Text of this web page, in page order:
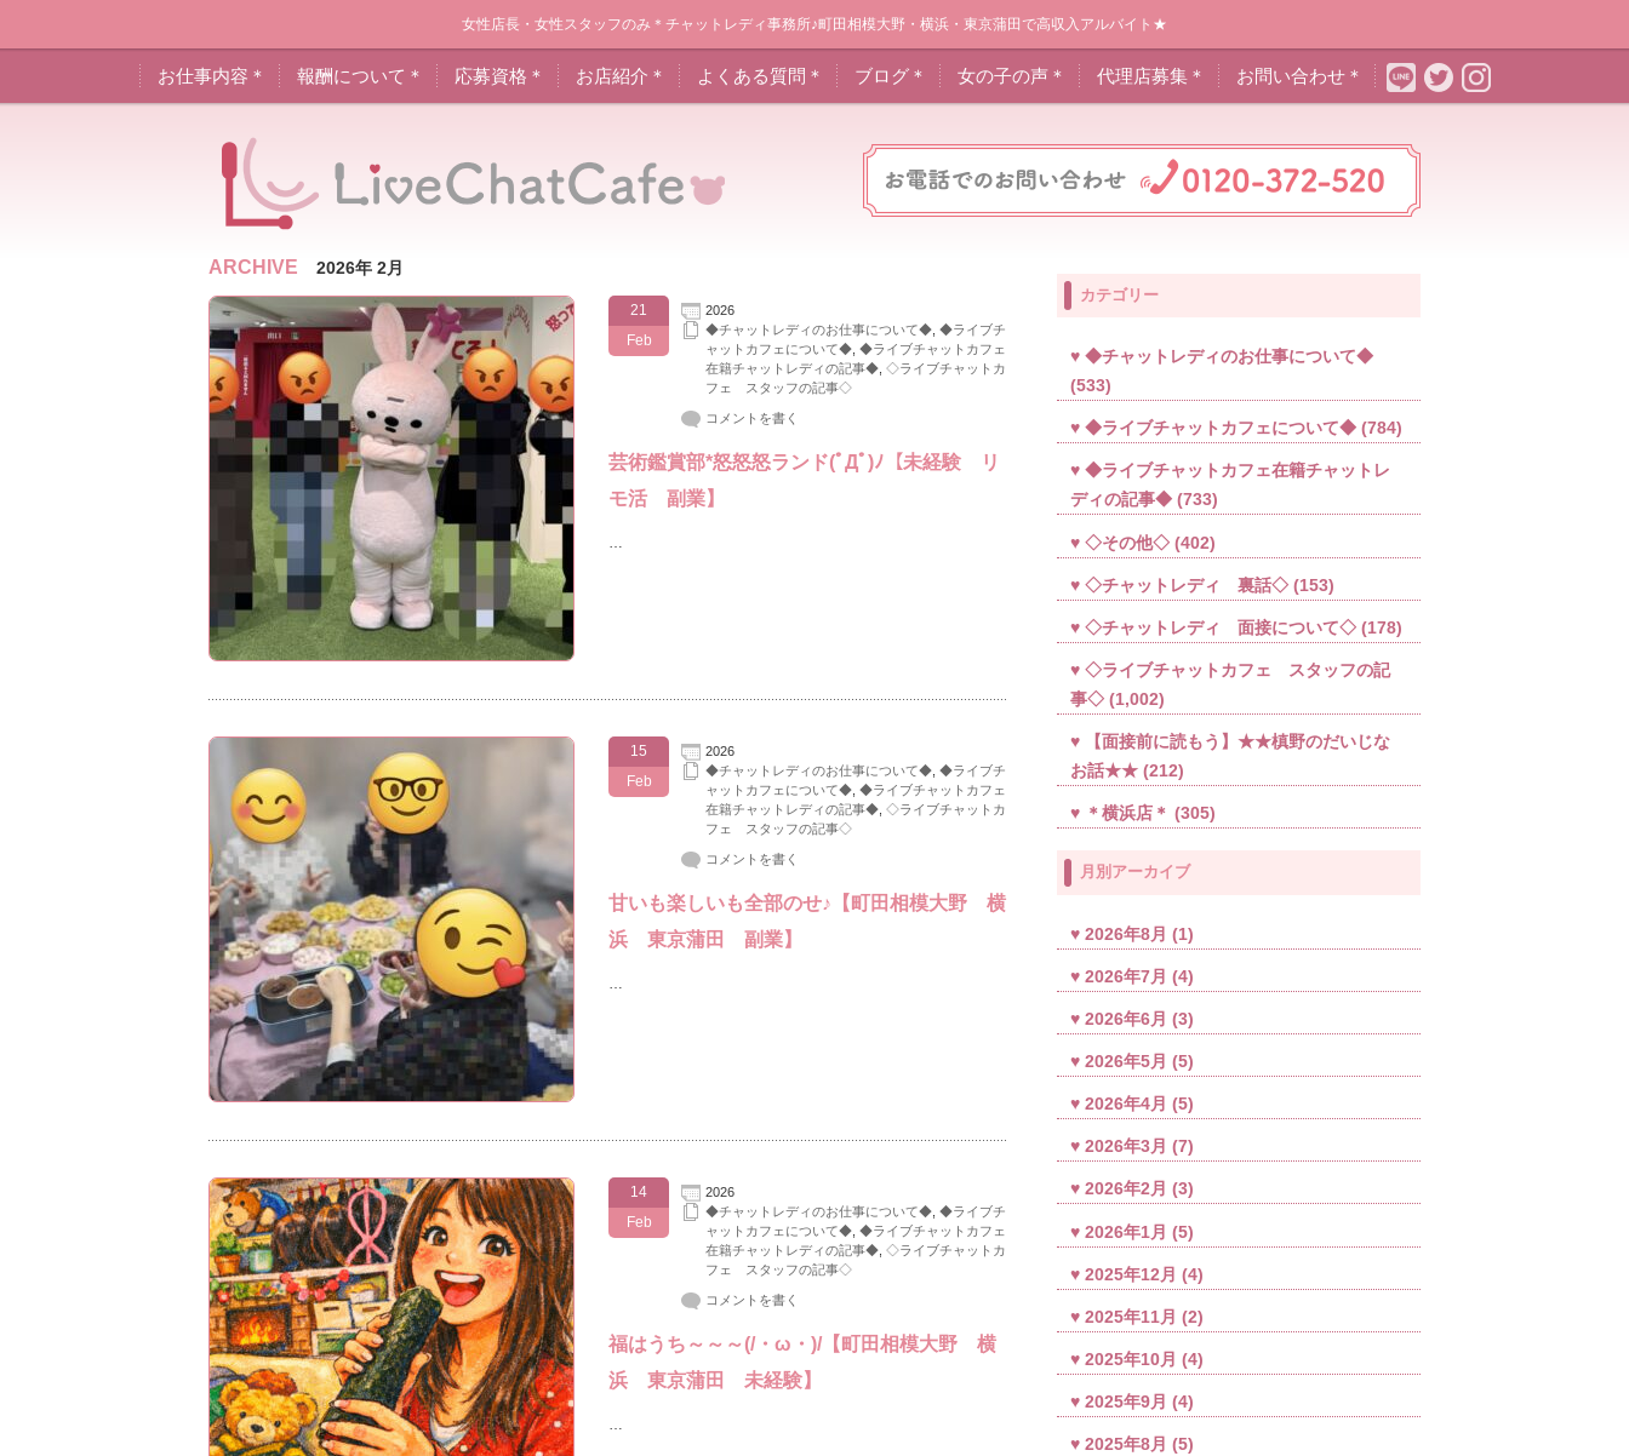
女性店長・女性スタッフのみ＊チャットレディ事務所♪町田相模大野・横浜・東京蒲田で高収入アルバイト★
お仕事内容＊ 報酬について＊ 応募資格＊ お店紹介＊ よくある質問＊ ブログ＊ 女の子の声＊ 代理店募集＊ お問い合わせ＊
ARCHIVE 2026年 2月
21
Feb
2026
◆チャットレディのお仕事について◆ ◆ライブチ
ャットカフェについて◆ ◆ライブチャットカフェ
在籍チャットレディの記事◆ ◇ライブチャットカ
フェ スタッフの記事◇
コメントを書く
芸術鑑賞部*怒怒怒ランド(ﾟДﾟ)ﾉ【未経験 リ
モ活 副業】
…
15
Feb
2026
◆チャットレディのお仕事について◆ ◆ライブチ
ャットカフェについて◆ ◆ライブチャットカフェ
在籍チャットレディの記事◆ ◇ライブチャットカ
フェ スタッフの記事◇
コメントを書く
甘いも楽しいも全部のせ♪【町田相模大野 横
浜 東京蒲田 副業】
…
14
Feb
2026
◆チャットレディのお仕事について◆ ◆ライブチ
ャットカフェについて◆ ◆ライブチャットカフェ
在籍チャットレディの記事◆ ◇ライブチャットカ
フェ スタッフの記事◇
コメントを書く
福はうち～～～(/・ω・)/【町田相模大野 横
浜 東京蒲田 未経験】
…
カテゴリー
◆チャットレディのお仕事について◆
(533)
◆ライブチャットカフェについて◆ (784)
◆ライブチャットカフェ在籍チャットレ
ディの記事◆ (733)
◇その他◇ (402)
◇チャットレディ 裏話◇ (153)
◇チャットレディ 面接について◇ (178)
◇ライブチャットカフェ スタッフの記
事◇ (1,002)
【面接前に読もう】★★槙野のだいじな
お話★★ (212)
＊横浜店＊ (305)
月別アーカイブ
2026年8月 (1)
2026年7月 (4)
2026年6月 (3)
2026年5月 (5)
2026年4月 (5)
2026年3月 (7)
2026年2月 (3)
2026年1月 (5)
2025年12月 (4)
2025年11月 (2)
2025年10月 (4)
2025年9月 (4)
2025年8月 (5)